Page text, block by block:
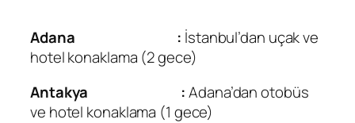
Adana : İstanbul’dan uçak ve
hotel konaklama (2 gece)
Antakya :Adana’dan otobüs
ve hotel konaklama (1 gece)